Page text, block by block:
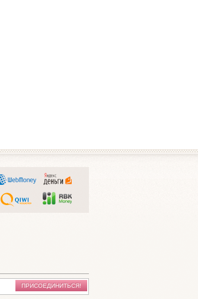
ПРИСОЕДИНИТЬСЯ!